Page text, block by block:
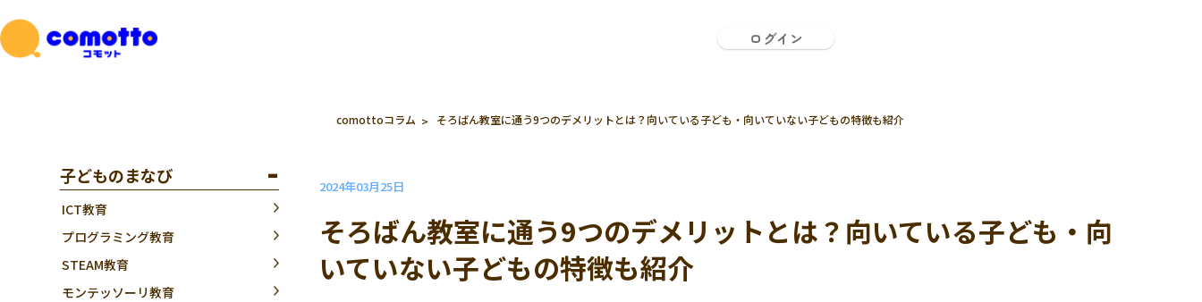
子どものまなび
ICT教育
プログラミング教育
STEAM教育
モンテッソーリ教育
ログイン
comottoコラム そろばん教室に通う9つのデメリットとは？向いている子ども・向いていない子どもの特徴も紹介
2024年03月25日
そろばん教室に通う9つのデメリットとは？向いている子ども・向
いていない子どもの特徴も紹介